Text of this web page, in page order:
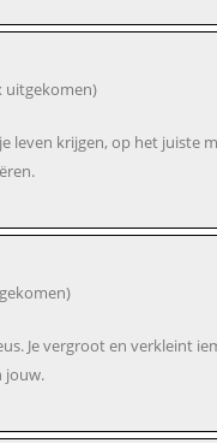
uitgekomen)
leven krijgen, op het juiste
Je vergroot en verkleint
jouw.